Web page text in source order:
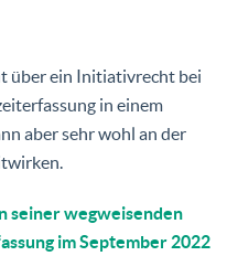
über ein Initiativrecht bei
in einem
aber sehr wohl an der
seiner wegweisenden
im September 2022